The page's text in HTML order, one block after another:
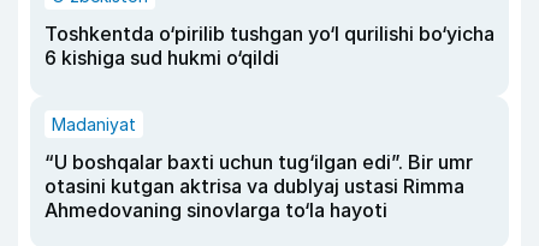
Toshkentda o‘pirilib tushgan yo‘l qurilishi bo‘yicha
6 kishiga sud hukmi o‘qildi
Madaniyat
“U boshqalar baxti uchun tug‘ilgan edi”. Bir umr
otasini kutgan aktrisa va dublyaj ustasi Rimma
Ahmedovaning sinovlarga to‘la hayoti